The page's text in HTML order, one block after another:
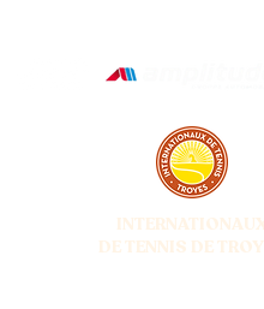
DE TENNIS DE